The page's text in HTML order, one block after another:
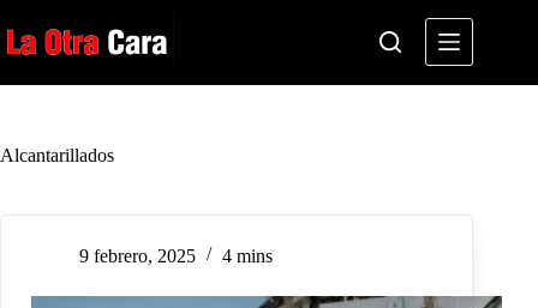
al
contenido
Alcantarillados
9 febrero, 2025 4 mins